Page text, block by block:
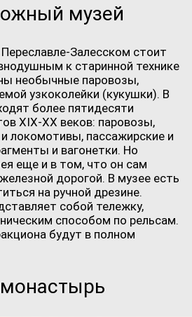
музей
Залесском стоит
к старинной технике
необычные паровозы,
узкоколейки (кукушки). В
более пятидесяти
XIX-XX веков: паровозы,
локомотивы, пассажирские и
и вагонетки. Но
еще и в том, что он сам
дорогой. В музее есть
на ручной дрезине.
собой тележку,
способом по рельсам.
будут в полном